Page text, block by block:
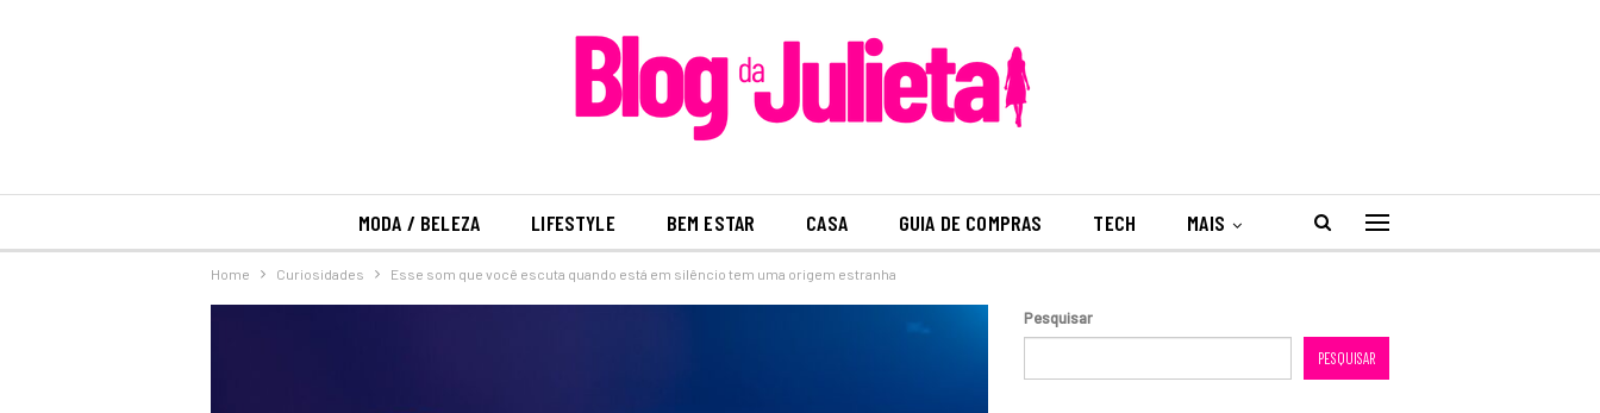
MODA / BELEZA LIFESTYLE BEM ESTAR CASA GUIA DE COMPRAS TECH MAIS
Home Curiosidades Esse som que você escuta quando está em silêncio tem uma origem estranha
Pesquisar
PESQUISAR